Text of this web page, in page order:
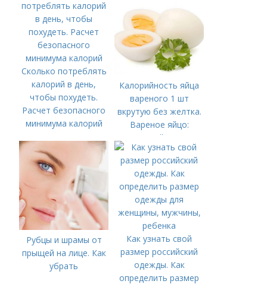
Сколько потреблять
калорий в день,
чтобы похудеть.
Расчет безопасного
минимума калорий
Калорийность яйца
вареного 1 шт
вкрутую без желтка.
Вареное яйцо:
калорийность
Рубцы и шрамы от
прыщей на лице. Как
убрать
Как узнать свой
размер российский
одежды. Как
определить размер